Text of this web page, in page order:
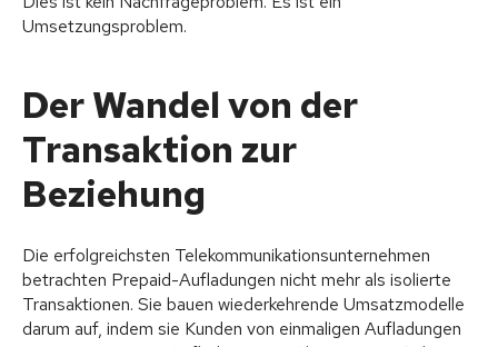
Umsetzungsproblem.
Der Wandel von der
Transaktion zur
Beziehung
Die erfolgreichsten Telekommunikationsunternehmen
betrachten Prepaid-Aufladungen nicht mehr als isolierte
Transaktionen. Sie bauen wiederkehrende Umsatzmodelle
darum auf, indem sie Kunden von einmaligen Aufladungen